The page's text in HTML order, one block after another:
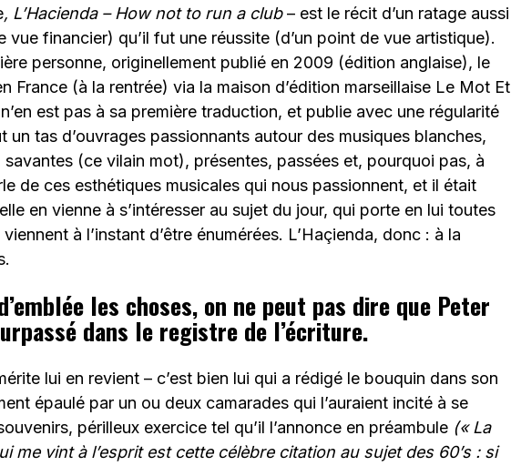
, L’Hacienda – How not to run a club– est le récit d’un ratage aussi
vue financier) qu’il fut une réussite (d’un point de vue artistique).
personne, originellement publié en 2009 (édition anglaise), le
France (à la rentrée) via la maison d’édition marseillaise Le Mot Et
est pas à sa première traduction, et publie avec une régularité
un tas d’ouvrages passionnants autour des musiques blanches,
savantes (ce vilain mot), présentes, passées et, pourquoi pas, à
de ces esthétiques musicales qui nous passionnent, et il était
en vienne à s’intéresser au sujet du jour, qui porte en lui toutes
à l’instant d’être énumérées. L’Haçienda, donc : à la
les choses, on ne peut pas dire que Peter
dans le registre de l’écriture.
lui en revient – c’est bien lui qui a rédigé le bouquin dans son
épaulé par un ou deux camarades qui l’auraient incité à se
périlleux exercice tel qu’il l’annonce en préambule (« La
me vint à l’esprit est cette célèbre citation au sujet des 60’s : si